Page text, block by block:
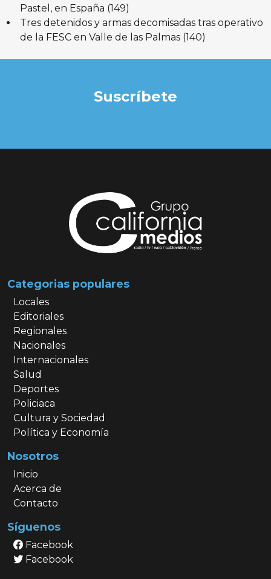
Pastel, en España (149)
Tres detenidos y armas decomisadas tras operativo
de la FESC en Valle de las Palmas (140)
Suscríbete
Categorias populares
Locales
Editoriales
Regionales
Nacionales
Internacionales
Salud
Deportes
Policiaca
Cultura y Sociedad
Política y Economía
Nosotros
Inicio
Acerca de
Contacto
Síguenos
Facebook
Facebook